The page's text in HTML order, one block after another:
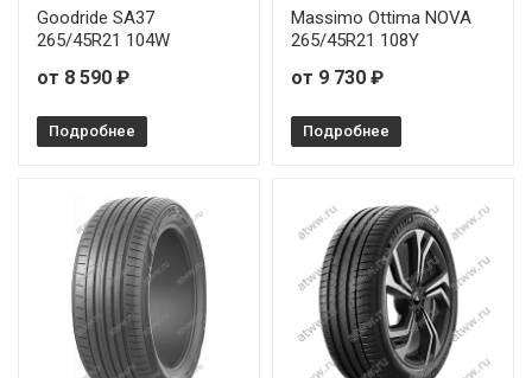
Sonix XSPORT S8 215/35R19 85Y
Sonix XSPORT S8 225/35R20 93Y
Sonix XSPORT S8 225/55R17 101W
Sonix XSPORT S8 225/55R18 102W
Sonix XSPORT S8 225/55R19 103W
Goodride SA37
265/45R21 104W
от 8 590 ₽
Подробнее
Massimo Ottima NOVA
265/45R21 108Y
от 9 730 ₽
Подробнее